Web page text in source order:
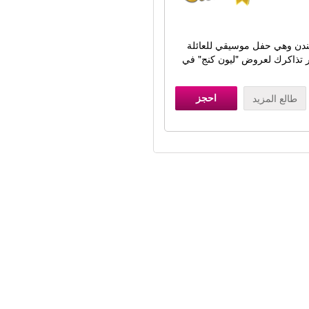
وهي حفل موسيقي للعائلة
تذاكرك لعروض "ليون كنج" في
طالع المزيد احجز